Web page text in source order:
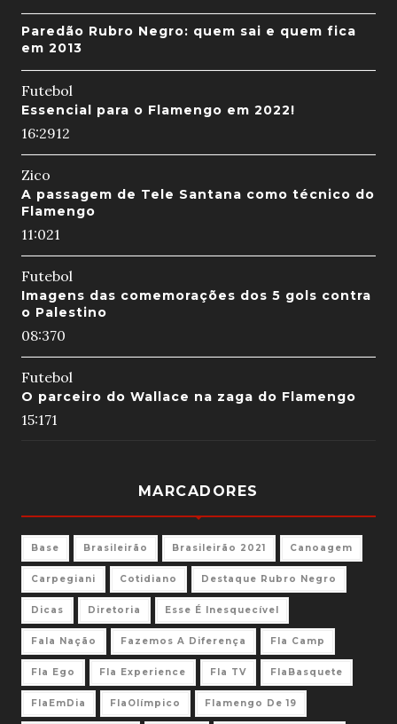
Paredão Rubro Negro: quem sai e quem fica
em 2013
Futebol
Essencial para o Flamengo em 2022!
16:2912
Zico
A passagem de Tele Santana como técnico do
Flamengo
11:021
Futebol
Imagens das comemorações dos 5 gols contra
o Palestino
08:370
Futebol
O parceiro do Wallace na zaga do Flamengo
15:171
MARCADORES
Base Brasileirão Brasileirão 2021 Canoagem
Carpegiani Cotidiano Destaque Rubro Negro
Dicas Diretoria Esse É Inesquecível
Fala Nação Fazemos A Diferença Fla Camp
Fla Ego Fla Experience Fla TV FlaBasquete
FlaEmDia FlaOlímpico Flamengo De 19